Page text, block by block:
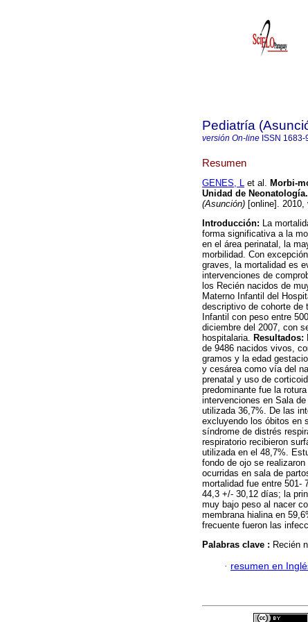
Pediatría
versión On-line ISSN 1683-
Resumen
GENES, L et al. Morbi-
Unidad de
(Asunción) [online].
Introducción: La
forma significativa a la
en el área perinatal, la
morbilidad. Con
graves, la mortalidad es
intervenciones de
los Recién nacidos de
Materno Infantil del
descriptivo de cohorte de
Infantil con peso entre
diciembre del 2007, con
hospitalaria. Resultados:
de 9486 nacidos vivos,
gramos y la edad
y cesárea como vía del
prenatal y uso de
predominante fue la
intervenciones en Sala
utilizada 36,7%. De las
excluyendo los óbitos en
síndrome de distrés
respiratorio recibieron
utilizada en el 48,7%.
fondo de ojo se
ocurridas en sala de
mortalidad fue entre 501-
44,3 +/- 30,12 días; la
muy bajo peso al nacer
membrana hialina en
frecuente fueron las
Palabras clave : Recién
· resumen en